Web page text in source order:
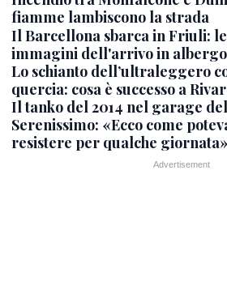
fiamme lambiscono la strada
Il Barcellona sbarca in Friuli: le
immagini dell'arrivo in albergo
Lo schianto dell’ultraleggero
quercia: cosa è successo a
Il tanko del 2014 nel garage del
Serenissimo: «Ecco come
resistere per qualche giornata»